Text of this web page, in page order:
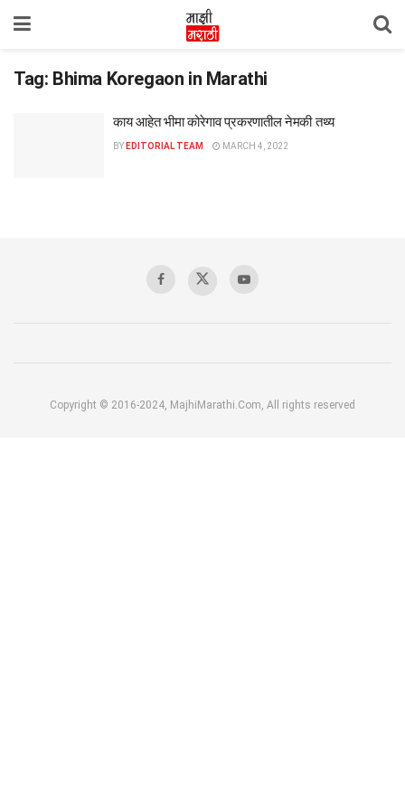
Tag: Bhima Koregaon in Marathi
काय आहेत भीमा कोरेगाव प्रकरणातील नेमकी तथ्य
BY EDITORIAL TEAM MARCH 4, 2022
Copyright © 2016-2024, MajhiMarathi.Com, All rights reserved